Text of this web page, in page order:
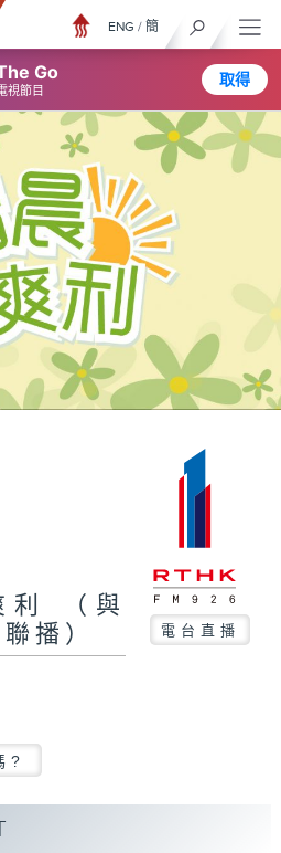
Go
視節目
取得
ENG / 簡
利 （與
播）
電台直播
?